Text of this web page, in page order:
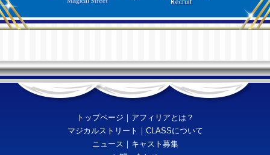
トップページ ｜ アフィリアとは？
マジカルストリート ｜ CLASSについて
ニュース ｜ キャスト募集